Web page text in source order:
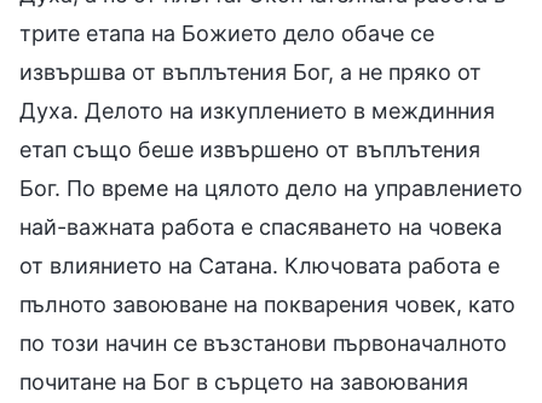
трите етапа на Божието дело обаче се
извършва от въплътения Бог, а не пряко от
Духа. Делото на изкуплението в междинния
етап също беше извършено от въплътения
Бог. По време на цялото дело на управлението
най-важната работа е спасяването на човека
от влиянието на Сатана. Ключовата работа е
пълното завоюване на покварения човек, като
по този начин се възстанови първоначалното
почитане на Бог в сърцето на завоювания